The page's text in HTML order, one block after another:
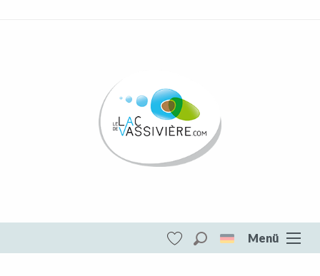
Menü
Suche